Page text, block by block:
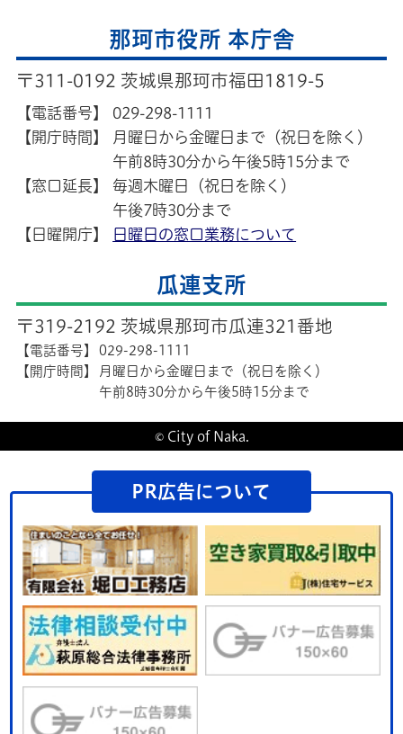
那珂市役所 本庁舎
〒311-0192 茨城県那珂市福田1819-5
【電話番号】
029-298-1111
【開庁時間】
月曜日から金曜日まで（祝日を除く）
午前8時30分から午後5時15分まで
【窓口延長】
毎週木曜日（祝日を除く）
午後7時30分まで
【日曜開庁】
日曜日の窓口業務について
瓜連支所
〒319-2192 茨城県那珂市瓜連321番地
【電話番号】
029-298-1111
【開庁時間】
月曜日から金曜日まで（祝日を除く）
午前8時30分から午後5時15分まで
© City of Naka.
PR広告について